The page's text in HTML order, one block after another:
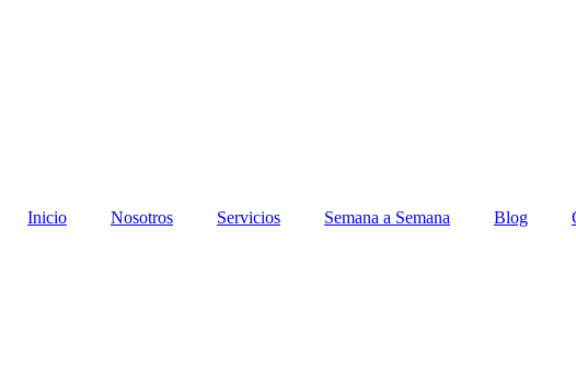
Inicio Nosotros Servicios Semana a Semana Blog